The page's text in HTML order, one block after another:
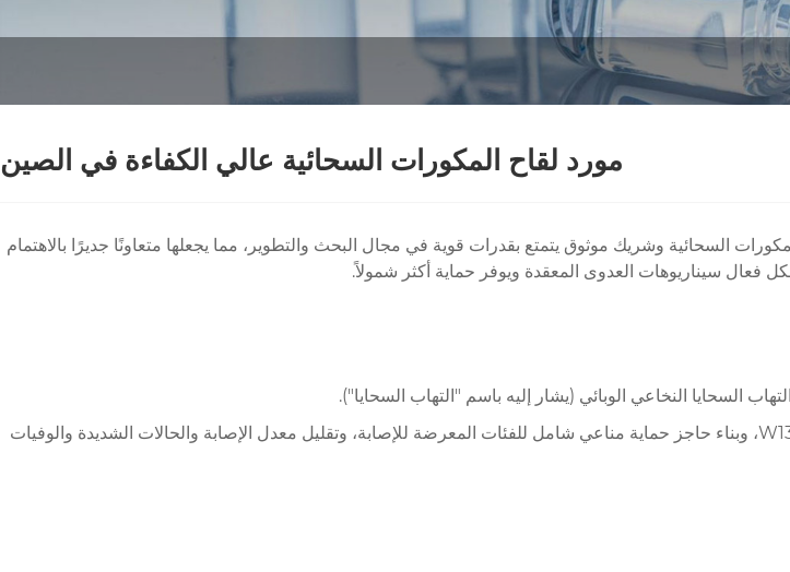
مورد لقاح المكورات السحائية عالي الكفاءة في الصين
السحائية وشريك موثوق يتمتع بقدرات قوية في مجال البحث والتطوير، مما يجعلها متعاونًا جديرًا بالاهتمام
فعال سيناريوهات العدوى المعقدة ويوفر حماية أكثر شمولاً.
وتتمثل وظيفتها الأساسية في مقاومة غزو النيسرية السحائية لأربع مجموعات مصلية A وC وY وW135، وبناء حاجز حماية مناعي شامل للفئات المعرضة للإصابة، وتقليل معدل الإصابة والحالات الشديدة والوفيات